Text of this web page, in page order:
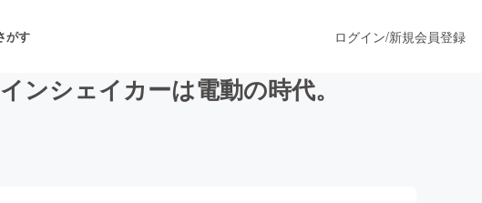
がす ログイン/新規会員登録
ンシェイカーは電動の時代。